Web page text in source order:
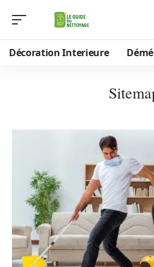
Décoration Interieure